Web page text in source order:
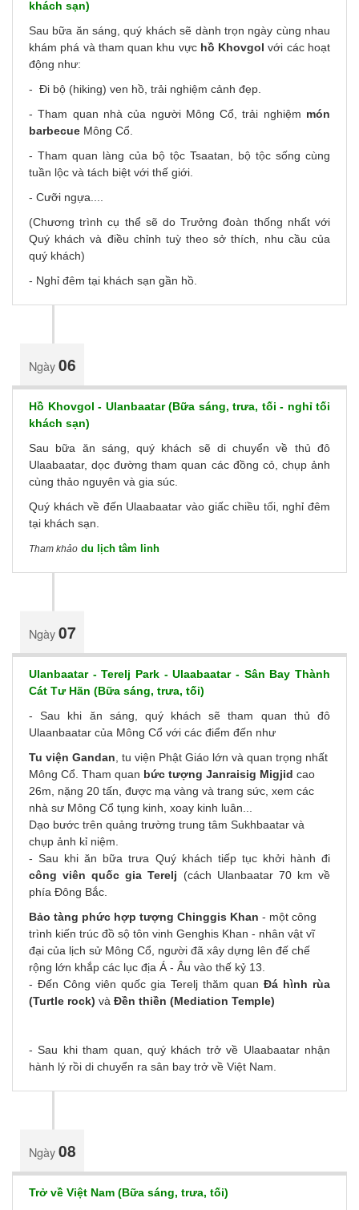
khách sạn)
Sau bữa ăn sáng, quý khách sẽ dành trọn ngày cùng nhau
khám phá và tham quan khu vực hồ Khovgol với các hoạt
động như:
- Đi bộ (hiking) ven hồ, trải nghiệm cảnh đẹp.
- Tham quan nhà của người Mông Cổ, trải nghiệm món
barbecue Mông Cổ.
- Tham quan làng của bộ tộc Tsaatan, bộ tộc sống cùng
tuần lộc và tách biệt với thế giới.
- Cưỡi ngựa....
(Chương trình cụ thể sẽ do Trưởng đoàn thống nhất với
Quý khách và điều chỉnh tuỳ theo sở thích, nhu cầu của
quý khách)
- Nghỉ đêm tại khách sạn gần hồ.
Ngày06
Hồ Khovgol - Ulanbaatar (Bữa sáng, trưa, tối - nghỉ tối
khách sạn)
Sau bữa ăn sáng, quý khách sẽ di chuyển về thủ đô
Ulaabaatar, dọc đường tham quan các đồng cỏ, chụp ảnh
cùng thảo nguyên và gia súc.
Quý khách về đến Ulaabaatar vào giấc chiều tối, nghỉ đêm
tại khách sạn.
Tham khảo du lịch tâm linh
Ngày07
Ulanbaatar - Terelj Park - Ulaabaatar - Sân Bay Thành
Cát Tư Hãn (Bữa sáng, trưa, tối)
- Sau khi ăn sáng, quý khách sẽ tham quan thủ đô
Ulaanbaatar của Mông Cổ với các điểm đến như
Tu viện Gandan , tu viện Phật Giáo lớn và quan trọng nhất
Mông Cổ. Tham quan bức tượng Janraisig Migjid cao
26m, nặng 20 tấn, được mạ vàng và trang sức, xem các
nhà sư Mông Cổ tụng kinh, xoay kinh luân...
Dạo bước trên quảng trường trung tâm Sukhbaatar và
chụp ảnh kỉ niệm.
- Sau khi ăn bữa trưa Quý khách tiếp tục khởi hành đi
công viên quốc gia Terelj (cách Ulanbaatar 70 km về
phía Đông Bắc.
Bảo tàng phức hợp tượng Chinggis Khan - một công
trình kiến trúc đồ sộ tôn vinh Genghis Khan - nhân vật vĩ
đại của lịch sử Mông Cổ, người đã xây dựng lên đế chế
rộng lớn khắp các lục địa Á - Âu vào thế kỷ 13.
- Đến Công viên quốc gia Terelj thăm quan Đá hình rùa
(Turtle rock) và Đền thiền (Mediation Temple)
- Sau khi tham quan, quý khách trở về Ulaabaatar nhận
hành lý rồi di chuyển ra sân bay trở về Việt Nam.
Ngày08
Trở về Việt Nam (Bữa sáng, trưa, tối)